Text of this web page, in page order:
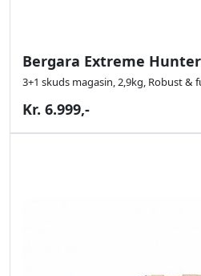
Bergara Extreme
3+1 skuds magasin, 2,9kg, Robust &
Kr. 6.999,-